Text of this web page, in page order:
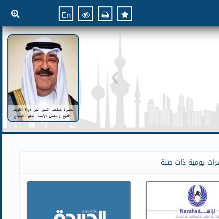
En
يومية ذات صلة